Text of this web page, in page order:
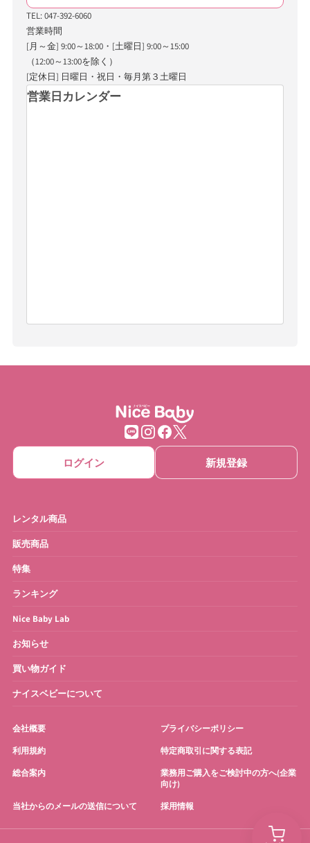
TEL: 047-392-6060
営業時間
[月～金] 9:00～18:00・[土曜日] 9:00～15:00
（12:00～13:00を除く）
[定休日] 日曜日・祝日・毎月第３土曜日
営業日カレンダー
ログイン 新規登録
レンタル商品
販売商品
特集
ランキング
Nice Baby Lab
お知らせ
買い物ガイド
ナイスベビーについて
会社概要 プライバシーポリシー
利用規約 特定商取引に関する表記
総合案内
業務用ご購入をご検討中の方へ(企業
向け)
当社からのメールの送信について 採用情報